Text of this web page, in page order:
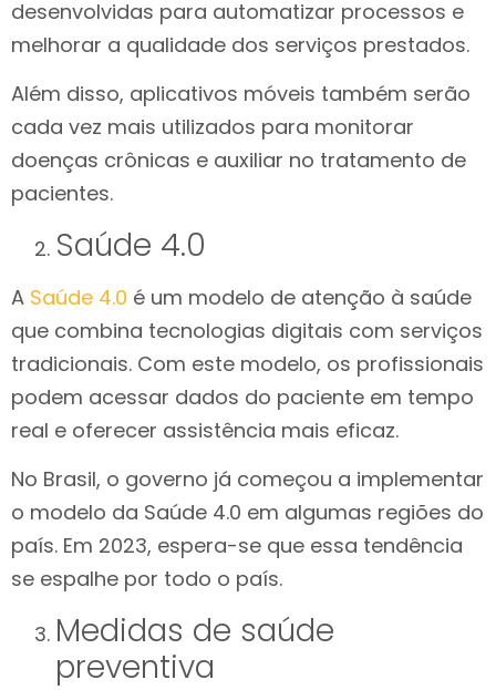
desenvolvidas para automatizar processos e
melhorar a qualidade dos serviços prestados.
Além disso, aplicativos móveis também serão
cada vez mais utilizados para monitorar
doenças crônicas e auxiliar no tratamento de
pacientes.
Saúde 4.0
A Saúde 4.0 é um modelo de atenção à saúde
que combina tecnologias digitais com serviços
tradicionais. Com este modelo, os profissionais
podem acessar dados do paciente em tempo
real e oferecer assistência mais eficaz.
No Brasil, o governo já começou a implementar
o modelo da Saúde 4.0 em algumas regiões do
país. Em 2023, espera-se que essa tendência
se espalhe por todo o país.
Medidas de saúde
preventiva